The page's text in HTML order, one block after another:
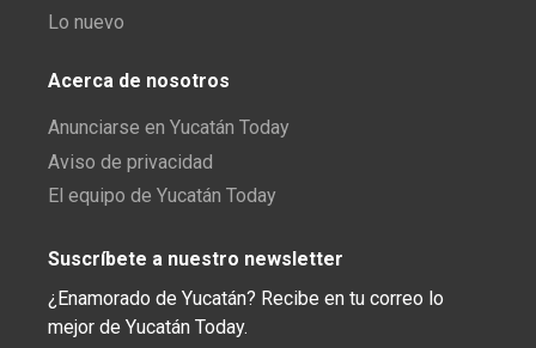
Lo nuevo
Acerca de nosotros
Anunciarse en Yucatán Today
Aviso de privacidad
El equipo de Yucatán Today
Suscríbete a nuestro newsletter
¿Enamorado de Yucatán? Recibe en tu correo lo
mejor de Yucatán Today.